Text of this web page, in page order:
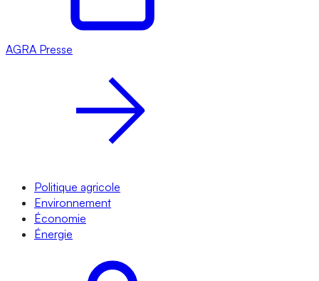
AGRA Presse
Politique agricole
Environnement
Économie
Énergie